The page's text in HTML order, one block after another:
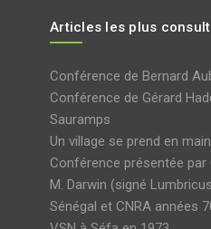
Articles les plus
Conférence de Bernard
Conférence de Gérard
Sauramps
Un village se prend en main
Conférence présentée
M. Darwin (signé
Sénégal et CNRA années